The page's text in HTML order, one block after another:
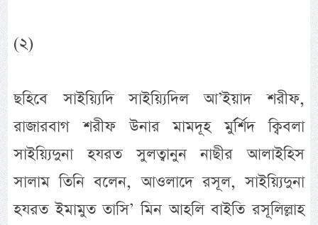
(২)
ছহিবে সাইয়্যিদি সাইয়্যিদিল আ’ইয়াদ শরীফ,
রাজারবাগ শরীফ উনার মামদূহ মুর্র্শিদ ক্বিবলা
সাইয়্যিদুনা হযরত সুলত্বানুন নাছীর আলাইহিস
সালাম তিনি বলেন, আওলাদে রসূল, সাইয়্যিদুনা
হযরত ইমামুত তাসি’ মিন আহলি বাইতি রসূলিল্লাহ